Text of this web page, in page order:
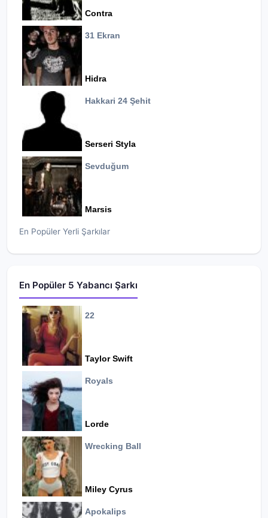
Contra
31 Ekran
Hidra
Hakkari 24 Şehit
Serseri Styla
Sevduğum
Marsis
En Popüler Yerli Şarkılar
En Popüler 5 Yabancı Şarkı
22
Taylor Swift
Royals
Lorde
Wrecking Ball
Miley Cyrus
Apokalips